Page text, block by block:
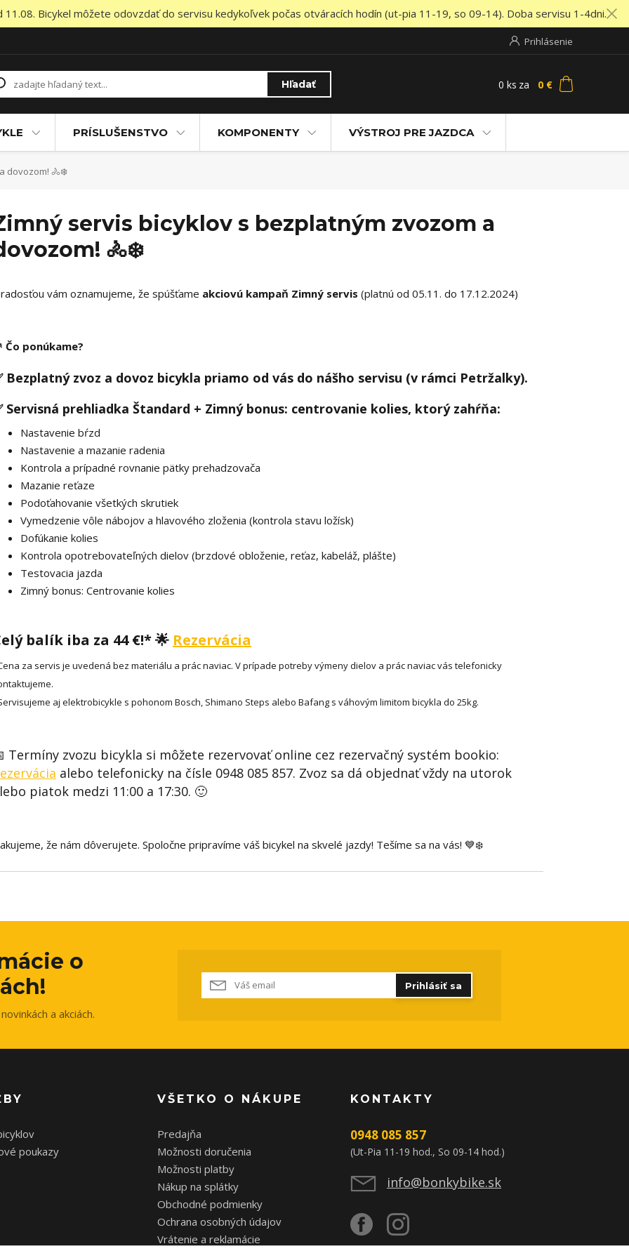
Bicykel môžete odovzdať do servisu kedykoľvek počas otváracích hodín (ut-pia 11-19, so 09-14). Doba servisu 1-4dni.
Prihlásenie
Hľadať 0 ks za 0 €
PRÍSLUŠENSTVO KOMPONENTY VÝSTROJ PRE JAZDCA
dovozom! 🚴❄️
servis bicyklov s bezplatným zvozom a
🚴❄️
radosťou vám oznamujeme, že spúšťame akciovú kampaň Zimný servis (platnú od 05.11. do 17.12.2024)
Čo ponúkame?
Bezplatný zvoz a dovoz bicykla priamo od vás do nášho servisu (v rámci Petržalky).
Servisná prehliadka Štandard + Zimný bonus: centrovanie kolies, ktorý zahŕňa:
Nastavenie bŕzd
Nastavenie a mazanie radenia
Kontrola a prípadné rovnanie pätky prehadzovača
Mazanie reťaze
Podoťahovanie všetkých skrutiek
Vymedzenie vôle nábojov a hlavového zloženia (kontrola stavu ložísk)
Dofúkanie kolies
Kontrola opotrebovateľných dielov (brzdové obloženie, reťaz, kabeláž, plášte)
Testovacia jazda
Zimný bonus: Centrovanie kolies
balík iba za 44 €!* 🌟 Rezervácia
za servis je uvedená bez materiálu a prác naviac. V prípade potreby výmeny dielov a prác naviac vás telefonicky
aj elektrobicykle s pohonom Bosch, Shimano Steps alebo Bafang s váhovým limitom bicykla do 25kg.
Termíny zvozu bicykla si môžete rezervovať online cez rezervačný systém bookio:
alebo telefonicky na čísle 0948 085 857. Zvoz sa dá objednať vždy na utorok
piatok medzi 11:00 a 17:30. 🙂
že nám dôverujete. Spoločne pripravíme váš bicykel na skvelé jazdy! Tešíme sa na vás! 💙❄️
o
a akciách.
Prihlásiť sa
poukazy
VŠETKO O NÁKUPE
Predajňa
Možnosti doručenia
Možnosti platby
Nákup na splátky
Obchodné podmienky
Ochrana osobných údajov
Vrátenie a reklamácie
KONTAKTY
0948 085 857
(Ut-Pia 11-19 hod., So 09-14 hod.)
info@bonkybike.sk